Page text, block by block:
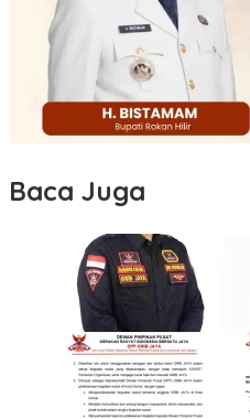
Baca Juga